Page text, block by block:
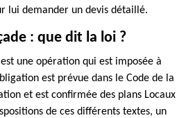
lui demander un devis détaillé.
: que dit la loi ?
une opération qui est imposée à
est prévue dans le Code de la
et est confirmée des plans Locaux
de ces différents textes, un